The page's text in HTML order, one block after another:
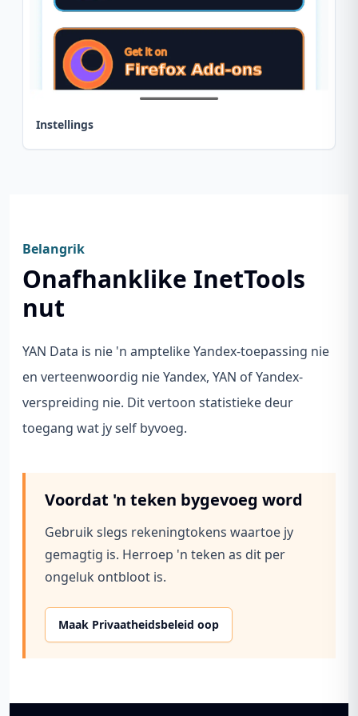
Instellings
Belangrik
Onafhanklike InetTools
nut
YAN Data is nie 'n amptelike Yandex-toepassing nie
en verteenwoordig nie Yandex, YAN of Yandex-
verspreiding nie. Dit vertoon statistieke deur
toegang wat jy self byvoeg.
Voordat 'n teken bygevoeg word
Gebruik slegs rekeningtokens waartoe jy
gemagtig is. Herroep 'n teken as dit per
ongeluk ontbloot is.
Maak Privaatheidsbeleid oop